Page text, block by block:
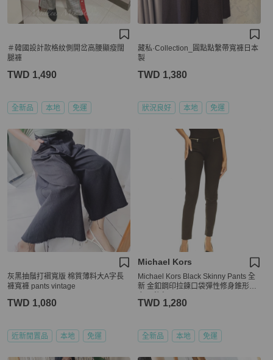
＃韓國設計款格紋側開岔高腰顯瘦闊
腿褲
TWD 1,490
全新品 本地 免運
藏私·Collection_圓點點繫帶寬褲日本
製
TWD 1,380
狀況良好 本地 免運
灰黑抽鬚打褶寬版 棉質薄料大A字長
褲寬褲 pants vintage
TWD 1,080
近新閒置品 本地 免運
Michael Kors
Michael Kors Black Skinny Pants 全
新 金釦鋼印拉鍊口袋彈性修身錐形褲
TWD 1,280
全新品 本地 免運